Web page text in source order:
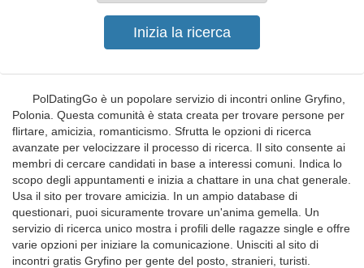
PolDatingGo è un popolare servizio di incontri online Gryfino,
Polonia. Questa comunità è stata creata per trovare persone per
flirtare, amicizia, romanticismo. Sfrutta le opzioni di ricerca
avanzate per velocizzare il processo di ricerca. Il sito consente ai
membri di cercare candidati in base a interessi comuni. Indica lo
scopo degli appuntamenti e inizia a chattare in una chat generale.
Usa il sito per trovare amicizia. In un ampio database di
questionari, puoi sicuramente trovare un'anima gemella. Un
servizio di ricerca unico mostra i profili delle ragazze single e offre
varie opzioni per iniziare la comunicazione. Unisciti al sito di
incontri gratis Gryfino per gente del posto, stranieri, turisti.